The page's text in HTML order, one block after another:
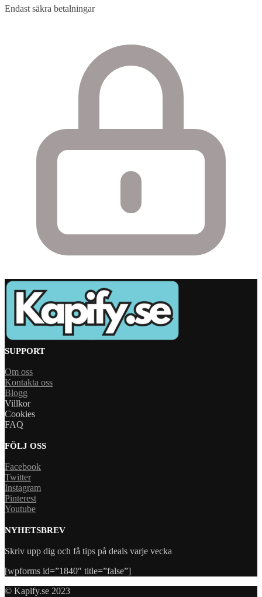
Endast säkra betalningar
SUPPORT
Om oss
Kontakta oss
Blogg
Villkor
Cookies
FAQ
FÖLJ OSS
Facebook
Twitter
Instagram
Pinterest
Youtube
NYHETSBREV
Skriv upp dig och få tips på deals varje vecka
[wpforms id=”1840″ title=”false”]
© Kapify.se 2023